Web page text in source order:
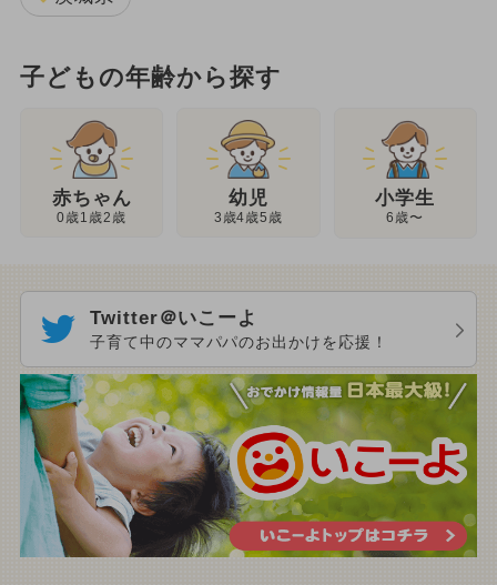
子どもの年齢から探す
赤ちゃん
0歳1歳2歳
幼児
3歳4歳5歳
小学生
6歳〜
Twitter＠いこーよ
子育て中のママパパのお出かけを応援！